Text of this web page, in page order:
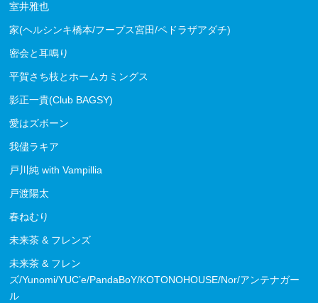
室井雅也
家(ヘルシンキ橋本/フープス宮田/ペドラザアダチ)
密会と耳鳴り
平賀さち枝とホームカミングス
影正一貴(Club BAGSY)
愛はズボーン
我儘ラキア
戸川純 with Vampillia
戸渡陽太
春ねむり
未来茶 & フレンズ
未来茶 & フレン
ズ/Yunomi/YUC’e/PandaBoY/KOTONOHOUSE/Nor/アンテナガー
ル